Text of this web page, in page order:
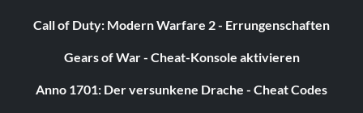
Call of Duty: Modern Warfare 2 - Errungenschaften
Gears of War - Cheat-Konsole aktivieren
Anno 1701: Der versunkene Drache - Cheat Codes